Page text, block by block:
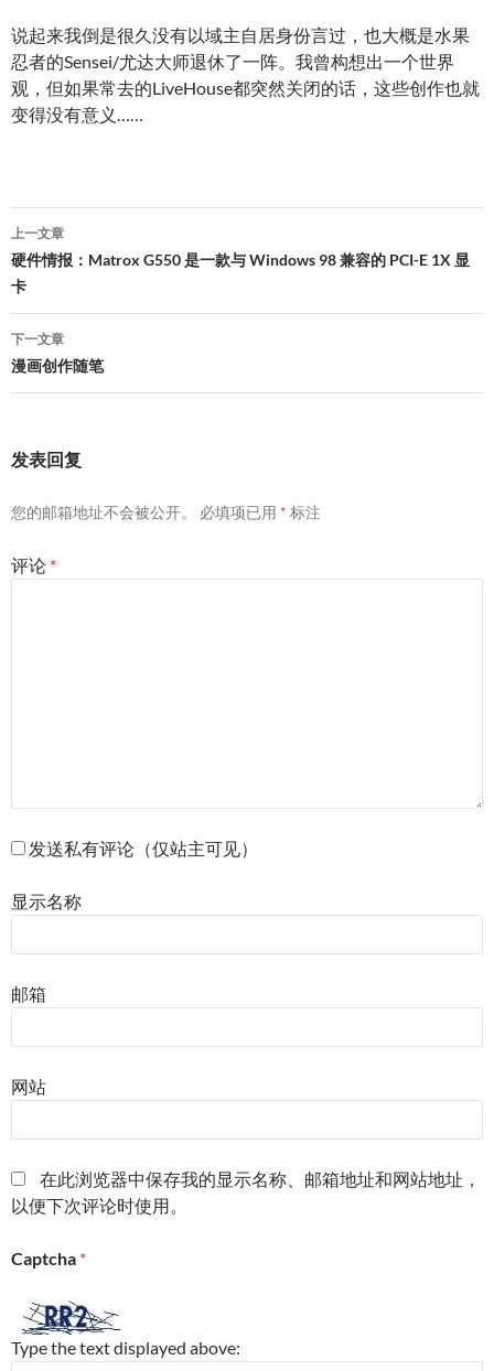
说起来我倒是很久没有以域主自居身份言过，也大概是水果
忍者的Sensei/尤达大师退休了一阵。我曾构想出一个世界
观，但如果常去的LiveHouse都突然关闭的话，这些创作也就
变得没有意义……
文
章
导
航
上一文章
硬件情报：Matrox G550 是一款与 Windows 98 兼容的 PCI-E 1X 显
卡
下一文章
漫画创作随笔
发表回复
您的邮箱地址不会被公开。 必填项已用 * 标注
评论 *
发送私有评论（仅站主可见）
显示名称
邮箱
网站
在此浏览器中保存我的显示名称、邮箱地址和网站地址，
以便下次评论时使用。
Captcha *
Type the text displayed above: